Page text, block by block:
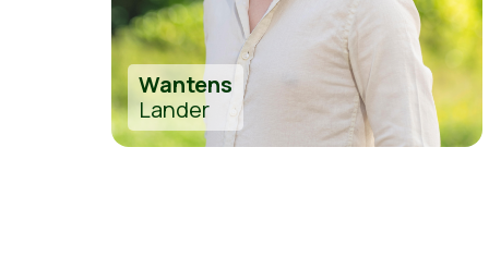
Wantens
Lander